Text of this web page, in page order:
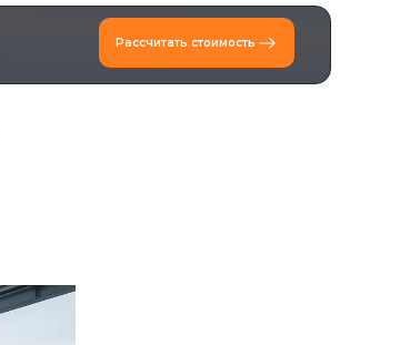
Рассчитать стоимость